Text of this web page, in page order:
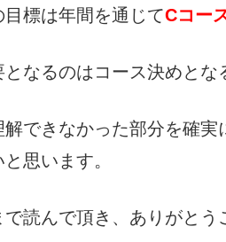
標は年間を通じてCコー
なるのはコース決めとな
できなかった部分を確
思います。
読んで頂き、ありがとう